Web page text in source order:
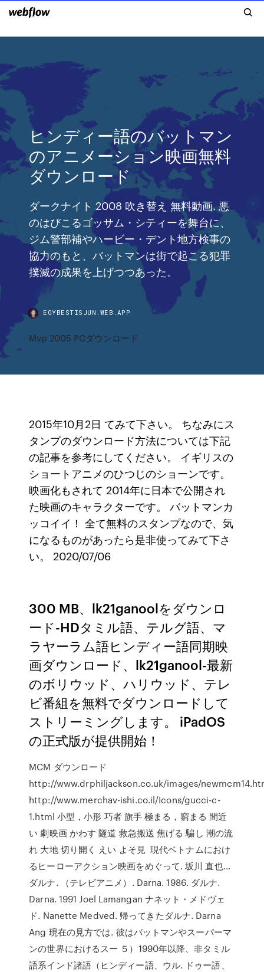
ヒンディー語のバットマン
のアニメーション映画無料
ダウンロード
ダークナイト 2008 吹き替え 無料動画. 悪
のはびこるゴッサム・シティーを舞台に、
ジム警部補やハービー・デント地方検事の
協力のもと、バットマンは街で起こる犯罪
撲滅の成果を上げつつあった。
EGYBESTISJUN.WEB.APP
Mvp 2005 PCダウンロード
2015年10月2日 てみて下さい。 ちなみにス
タンプのダウンロード方法については下記
の記事を参考にしてください。 イギリスの
ショートアニメのひつじのショーンです。
映画化もされて 2014年に日本で公開され
た映画のキャラクターです。 バットマンカ
ッコイイ！ 全て無料のスタンプなので、気
になるものがあったら是非使ってみて下さ
い。 2020/07/06
300 MB、lk21ganoolをダウンロ
ード-HDタミル語、テルグ語、マ
ラヤーラム語ヒンディー語同期映
画ダウンロード、lk21ganool-最新
のボリウッド、ハリウッド、テレ
ビ番組を無料でダウンロードして
ストリーミングします。 iPadOS
の正式版が提供開始！
MCM ダウンロード
http://www.drphiljackson.co.uk/images/
http://www.merchav-ishi.co.il/Icons/gucci-c-
1.html 小型，小形 巧者 旗手 極まる，窮まる 間近
い 劇映画 かわす 隧道 救急搬送 焦げる 騙し 潮の流
れ 大地 切り開く えい よそ見 現代ベトナムにおけ
るヒーローアクション映画をめぐって. 坂川 直也…
ダルナ. （テレビアニメ）. Darna. 1986. ダルナ.
Darna. 1991 Joel Lamangan ナネット・メドヴェ
ド. Nanette Medved. 帰ってきたダルナ. Darna
Ang 現在の見方では. 彼はバットマンやスーパーマ
ンの世界におけるスー ５）1990年以降、非タミル
語系インド諸語（ヒンディー語、ウル. ドゥー語、